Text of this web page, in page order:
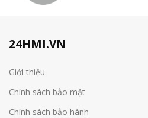
24HMI.VN
Giới thiệu
Chính sách bảo mật
Chính sách bảo hành